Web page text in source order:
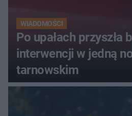
WIADOMOŚCI
Po upałach przyszła
interwencji w jedną
tarnowskim